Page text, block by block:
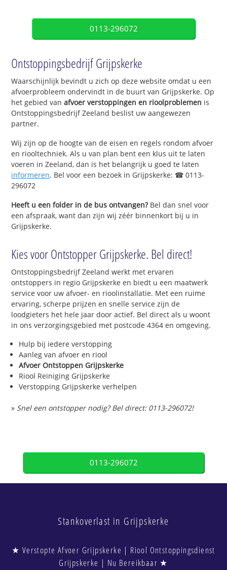
0113-296072
Ontstoppingsbedrijf Grijpskerke
Waarschijnlijk bevindt u zich op deze website omdat u een
afvoerprobleem ondervindt in de buurt van Grijpskerke. Op
het gebied vanafvoer verstoppingen en rioolproblemen is
Ontstoppingsbedrijf Zeeland beslist uw aangewezen
partner.
Wij zijn op de hoogte van de eisen en regels rondom afvoer
en riooltechniek. Als u van plan bent een klus uit te laten
voeren in Zeeland, dan is het belangrijk u goed te laten
informeren. Bel voor een bezoek in Grijpskerke: ☎ 0113-
296072
Heeft u een folder in de bus ontvangen?Bel dan snel voor
een afspraak, want dan zijn wij zéér binnenkort bij u in
Grijpskerke.
Kies voor Ontstopper Grijpskerke. Bel direct!
Ontstoppingsbedrijf Zeeland werkt met ervaren
ontstoppers in regio Grijpskerke en biedt u een maatwerk
service voor uw afvoer- en rioolinstallatie. Met een ruime
ervaring, scherpe prijzen en snelle service zijn de
loodgieters het hele jaar door actief. Bel direct als u woont
in ons verzorgingsgebied met postcode 4364 en omgeving.
Hulp bij iedere verstopping
Aanleg van afvoer en riool
Afvoer Ontstoppen Grijpskerke
Riool Reiniging Grijpskerke
Verstopping Grijpskerke verhelpen
» Snel een ontstopper nodig? Bel direct: 0113-296072!
0113-296072
Stankoverlast in Grijpskerke
★ Verstopte Afvoer Grijpskerke | Riool Ontstoppingsdienst
Grijpskerke | Nu Bereikbaar ★